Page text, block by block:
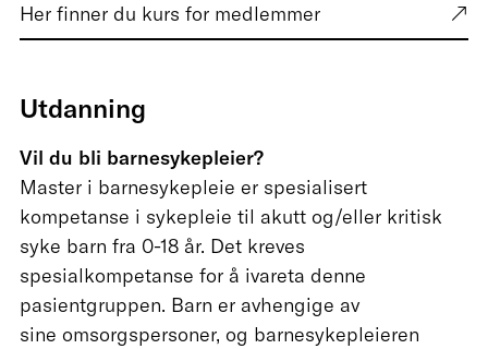
Her finner du kurs for medlemmer
Utdanning
Vil du bli barnesykepleier?
Master i barnesykepleie er spesialisert
kompetanse i sykepleie til akutt og/eller kritisk
syke barn fra 0-18 år. Det kreves
spesialkompetanse for å ivareta denne
pasientgruppen. Barn er avhengige av
sine omsorgspersoner, og barnesykepleieren